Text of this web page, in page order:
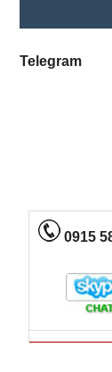
Telegram
0915